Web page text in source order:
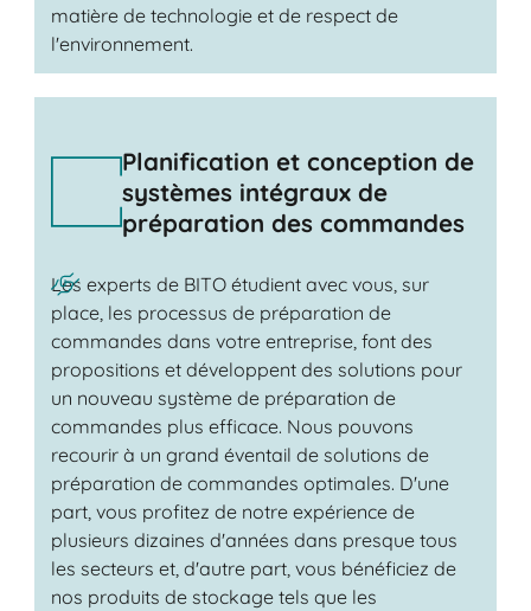
matière de technologie et de respect de
l'environnement.
Planification et conception de
systèmes intégraux de
préparation des commandes
Les experts de BITO étudient avec vous, sur
place, les processus de préparation de
commandes dans votre entreprise, font des
propositions et développent des solutions pour
un nouveau système de préparation de
commandes plus efficace. Nous pouvons
recourir à un grand éventail de solutions de
préparation de commandes optimales. D'une
part, vous profitez de notre expérience de
plusieurs dizaines d'années dans presque tous
les secteurs et, d'autre part, vous bénéficiez de
nos produits de stockage tels que les